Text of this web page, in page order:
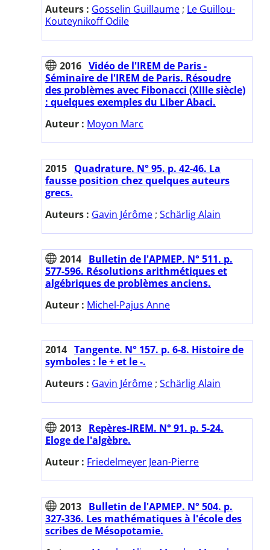
Auteurs : Gosselin Guillaume ; Le Guillou-
Kouteynikoff Odile
2016 Vidéo de l'IREM de Paris -
Séminaire de l'IREM de Paris. Résoudre
des problèmes avec Fibonacci (XIIIe siècle)
: quelques exemples du Liber Abaci.
Auteur : Moyon Marc
2015 Quadrature. N° 95. p. 42-46. La
fausse position chez quelques auteurs
grecs.
Auteurs : Gavin Jérôme ; Schärlig Alain
2014 Bulletin de l'APMEP. N° 511. p.
577-596. Résolutions arithmétiques et
algébriques de problèmes anciens.
Auteur : Michel-Pajus Anne
2014 Tangente. N° 157. p. 6-8. Histoire de
symboles : le + et le -.
Auteurs : Gavin Jérôme ; Schärlig Alain
2013 Repères-IREM. N° 91. p. 5-24.
Eloge de l'algèbre.
Auteur : Friedelmeyer Jean-Pierre
2013 Bulletin de l'APMEP. N° 504. p.
327-336. Les mathématiques à l'école des
scribes de Mésopotamie.